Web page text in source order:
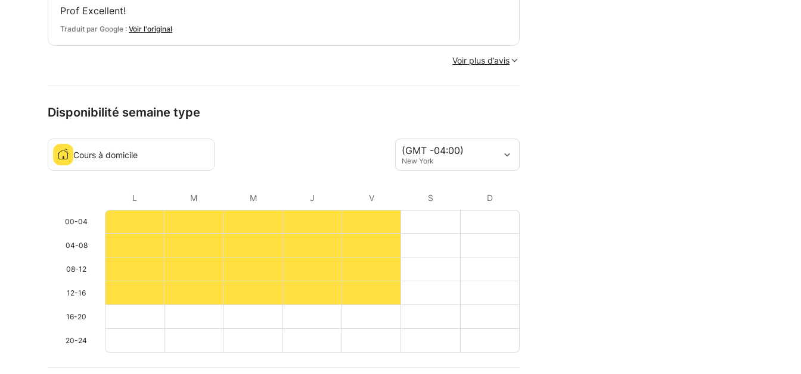
Prof Excellent!
Traduit par Google : Voir l'original
Voir plus d’avis
Disponibilité semaine type
(GMT -04:00)
New York
Cours à domicile
L M M J V S D
00-04
04-08
08-12
12-16
16-20
20-24